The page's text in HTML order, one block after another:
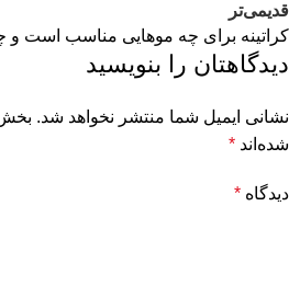
قدیمی‌تر
کراتینه برای چه موهایی مناسب است و
دیدگاهتان را بنویسید
نشانی ایمیل شما منتشر نخواهد شد.
شده‌اند *
دیدگاه *